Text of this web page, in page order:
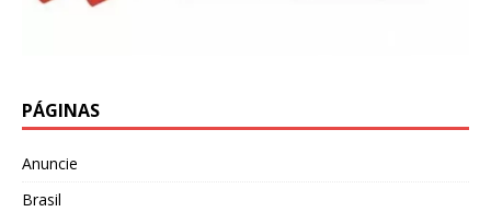
PÁGINAS
Anuncie
Brasil